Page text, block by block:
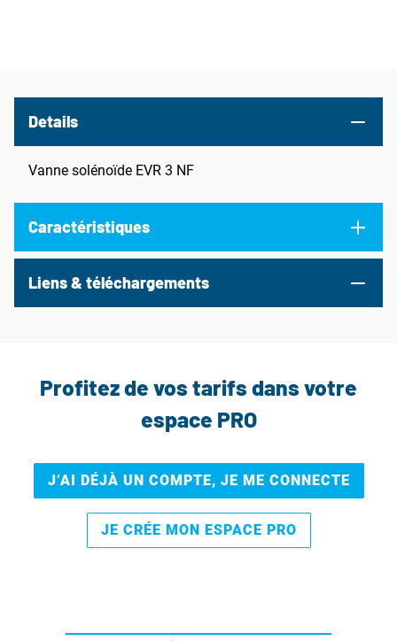
Details
Vanne solénoïde EVR 3 NF
Caractéristiques
Liens & téléchargements
Profitez de vos tarifs dans votre
espace PRO
J’AI DÉJÀ UN COMPTE, JE ME CONNECTE
JE CRÉE MON ESPACE PRO